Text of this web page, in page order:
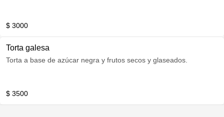
$ 3000
Torta galesa
Torta a base de azúcar negra y frutos secos y glaseados.
$ 3500